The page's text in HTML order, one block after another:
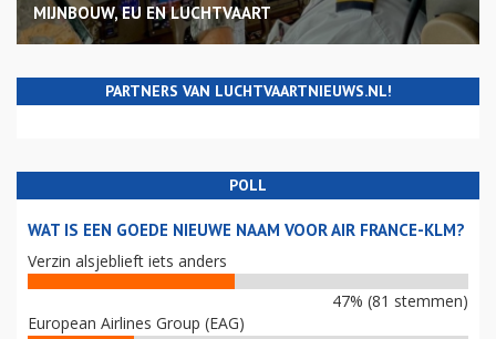
MIJNBOUW, EU EN LUCHTVAART
PARTNERS VAN LUCHTVAARTNIEUWS.NL!
POLL
WAT IS EEN GOEDE NIEUWE NAAM VOOR AIR FRANCE-KLM?
Verzin alsjeblieft iets anders
47% (81 stemmen)
European Airlines Group (EAG)